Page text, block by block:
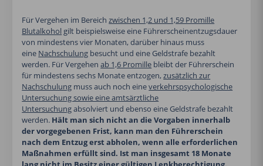
Für Vergehen im Bereichzwischen 1,2 und 1,59 Promille
Blutalkohol gilt beispielsweise eine Führerscheinentzugsdauer
von mindestens vier Monaten, darüber hinaus muss
eine Nachschulung besucht und eine Geldstrafe bezahlt
werden. Für Vergehenab 1,6 Promille bleibt der Führerschein
für mindestens sechs Monate entzogen,zusätzlich zur
Nachschulung muss auch noch eineverkehrspsychologische
Untersuchung sowie eine amtsärztliche
Untersuchungabsolviert und ebenso eine Geldstrafe bezahlt
werden. Hält man sich nicht an die Vorgaben innerhalb
der vorgegebenen Frist, kann man den Führerschein
nach dem Entzug erst abholen, wenn alle erforderlichen
Maßnahmen erfüllt sind. Ist man insgesamt 18 Monate